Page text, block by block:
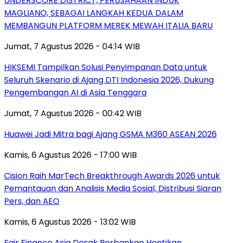
MAGLIANO, SEBAGAI LANGKAH KEDUA DALAM
MEMBANGUN PLATFORM MEREK MEWAH ITALIA BARU
Jumat, 7 Agustus 2026 - 04:14 WIB
HIKSEMI Tampilkan Solusi Penyimpanan Data untuk
Seluruh Skenario di Ajang DTI Indonesia 2026, Dukung
Pengembangan AI di Asia Tenggara
Jumat, 7 Agustus 2026 - 00:42 WIB
Huawei Jadi Mitra bagi Ajang GSMA M360 ASEAN 2026
Kamis, 6 Agustus 2026 - 17:00 WIB
Cision Raih MarTech Breakthrough Awards 2026 untuk
Pemantauan dan Analisis Media Sosial, Distribusi Siaran
Pers, dan AEO
Kamis, 6 Agustus 2026 - 13:02 WIB